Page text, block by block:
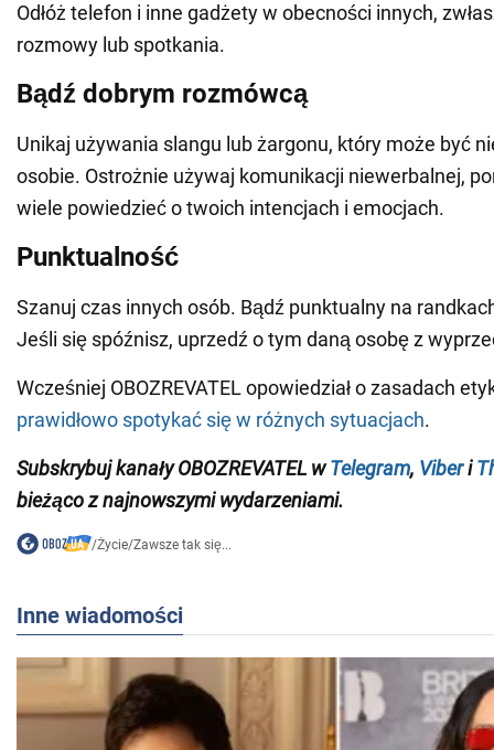
Odłóż telefon i inne gadżety w obecności innych,
rozmowy lub spotkania.
Bądź dobrym rozmówcą
Unikaj używania slangu lub żargonu, który może być
osobie. Ostrożnie używaj komunikacji niewerbalnej,
wiele powiedzieć o twoich intencjach i emocjach.
Punktualność
Szanuj czas innych osób. Bądź punktualny na
Jeśli się spóźnisz, uprzedź o tym daną osobę z
Wcześniej OBOZREVATEL opowiedział o zasadach
prawidłowo spotykać się w różnych sytuacjach.
Subskrybujkanały OBOZREVATEL w Telegram, Viberi
bieżąco z najnowszymi wydarzeniami.
/Życie/Zawsze tak się...
Inne wiadomości